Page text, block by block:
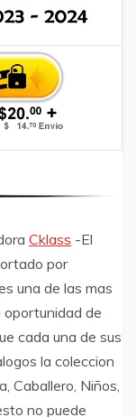
Cklass -El
por
una de las mas
de
cada una de sus
la coleccion
Caballero, Niños,
no puede